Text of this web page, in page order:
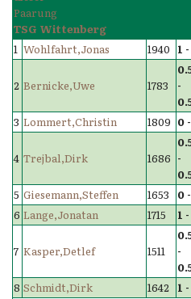
TSG Wittenberg
1 Wohlfahrt,Jonas 1940 1
2 Bernicke,Uwe 1783
-
3 Lommert,Christin 1809 0
4 Trejbal,Dirk 1686 -
5 Giesemann,Steffen 1653 0
6 Lange,Jonatan 1715 1
7 Kasper,Detlef 1511
-
8 Schmidt,Dirk 1642 1